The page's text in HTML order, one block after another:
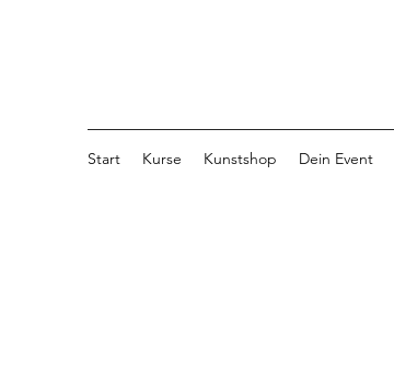
Start Kurse Kunstshop Dein Event